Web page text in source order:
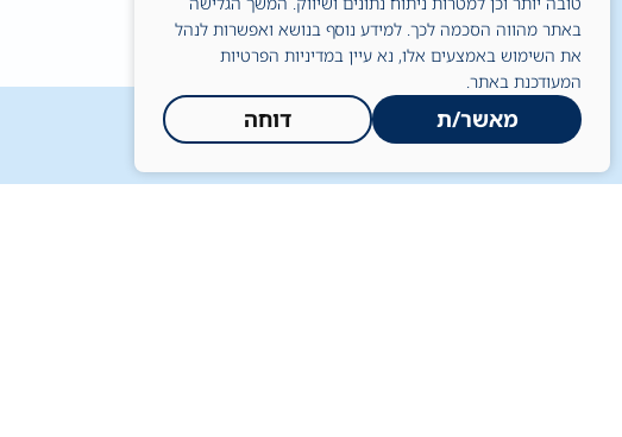
באתר מהווה הסכמה לכך. למידע נוסף בנושא ואפשרות לנהל
את השימוש באמצעים אלו, נא עיין במדיניות הפרטיות
המעודכנת באתר.
מאשר/ת דוחה
כל הזכויות שמורות © לשחר כימיקלים בע"מ